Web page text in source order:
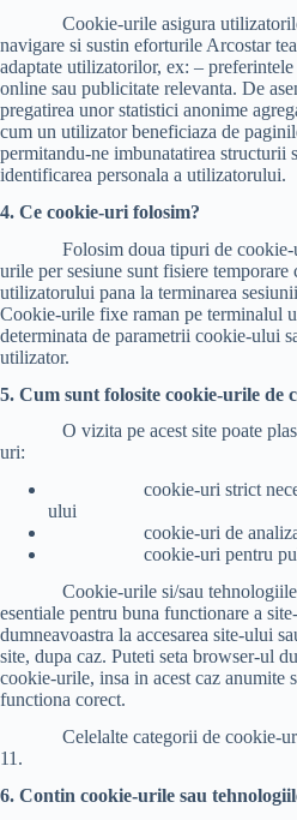
Cookie-urile asigura utilizatorilor
navigare si sustin eforturile Arcostar
adaptate utilizatorilor, ex: –
online sau publicitate relevanta. De
pregatirea unor statistici anonime
cum un utilizator beneficiaza de
permitandu-ne imbunatatirea structurii
identificarea personala a utilizatorului.
4. Ce cookie-uri folosim?
Folosim doua tipuri de cookie-
urile per sesiune sunt fisiere
utilizatorului pana la terminarea
Cookie-urile fixe raman pe terminalul
determinata de parametrii cookie-ului
utilizator.
5. Cum sunt folosite cookie-urile de
O vizita pe acest site poate plasa
uri:
cookie-uri strict necesare
ului
cookie-uri de
cookie-uri pentru
Cookie-urile si/sau tehnologiile
esentiale pentru buna functionare a
dumneavoastra la accesarea site-ului
site, dupa caz. Puteti seta browser-ul
cookie-urile, insa in acest caz anumite
functiona corect.
Celelalte categorii de cookie-uri
11.
6. Contin cookie-urile sau